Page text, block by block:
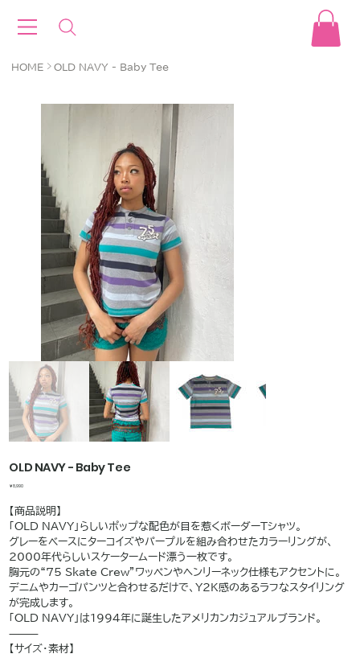
HOME > OLD NAVY - Baby Tee
OLD NAVY - Baby Tee
価
￥8,990
【商品説明】
「OLD NAVY」らしいポップな配色が目を惹くボーダーTシャツ。
グレーをベースにターコイズやパープルを組み合わせたカラーリングが、
2000年代らしいスケータームード漂う一枚です。
胸元の“75 Skate Crew”ワッペンやヘンリーネック仕様もアクセントに。
デニムやカーゴパンツと合わせるだけで、Y2K感のあるラフなスタイリング
が完成します。
「OLD NAVY」は1994年に誕生したアメリカンカジュアルブランド。
⸻
【サイズ・素材】